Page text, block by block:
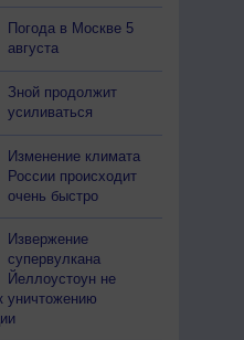
Погода в Москве 5
августа
Зной продолжит
усиливаться
Изменение климата
России происходит
очень быстро
Извержение
супервулкана
Йеллоустоун не
уничтожению